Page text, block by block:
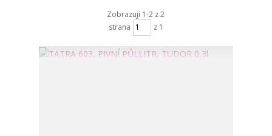
Zobrazuji 1-2 z 2
strana
z 1